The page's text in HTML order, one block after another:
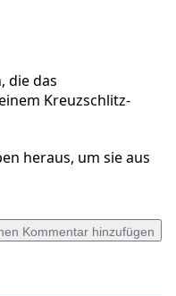
die das
Kreuzschlitz-
heraus, um sie aus
Kommentar hinzufügen